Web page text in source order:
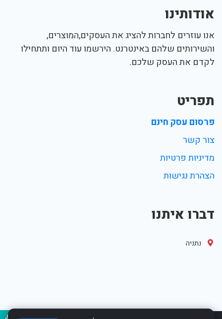
אודותינו
אנו עוזרים לחברות להציג את העסקים,המוצרים,
והשירותים שלהם באינטרנט. הירשמו עוד היום ותתחילו
לקדם את העסק שלכם.
תפריט
פרסום עסק חינם
צור קשר
מדיניות פרטיות
הצהרת נגישות
דברו איתנו
נתניה